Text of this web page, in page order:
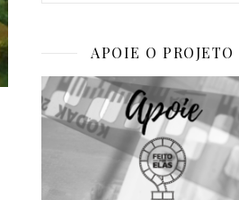
APOIE O PROJETO